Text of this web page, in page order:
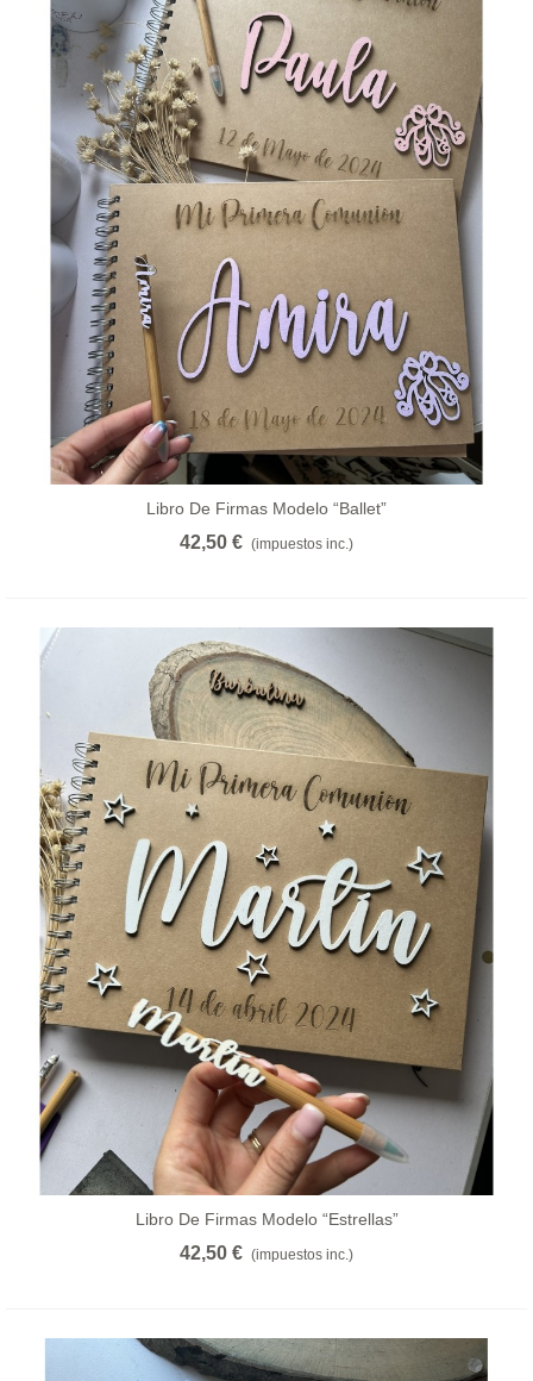
Libro De Firmas Modelo “ballet”
42,50 € (impuestos inc.)
Libro De Firmas Modelo “estrellas”
42,50 € (impuestos inc.)